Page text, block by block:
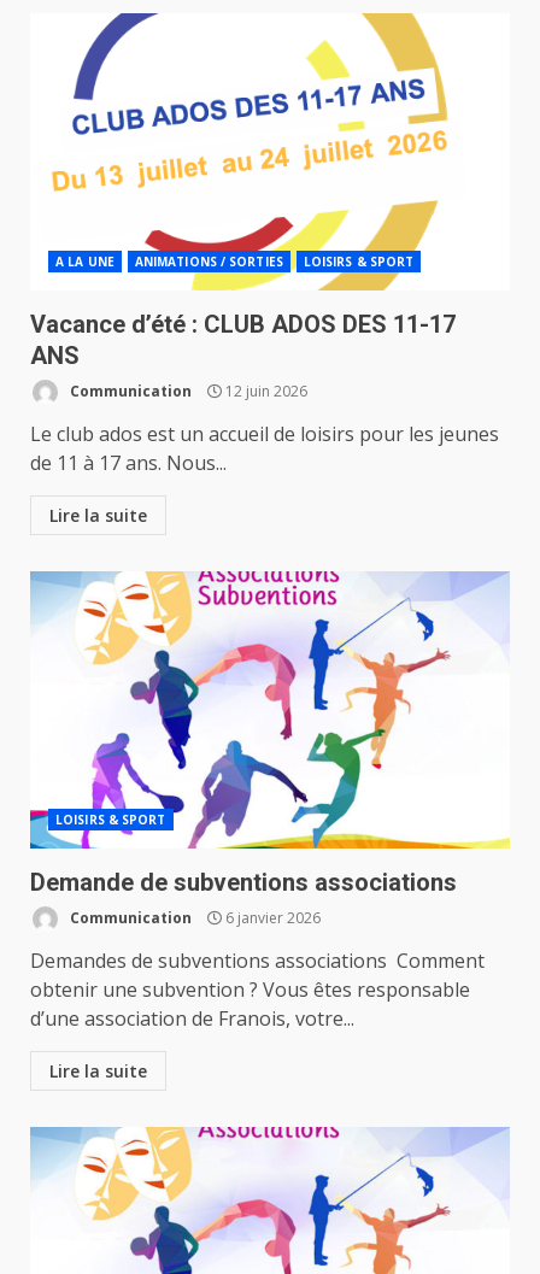
A LA UNE ANIMATIONS / SORTIES LOISIRS & SPORT
Vacance d’été : CLUB ADOS DES 11-17
ANS
Communication 12 juin 2026
Le club ados est un accueil de loisirs pour les jeunes
de 11 à 17 ans. Nous...
Lire la suite
LOISIRS & SPORT
Demande de subventions associations
Communication 6 janvier 2026
Demandes de subventions associations Comment
obtenir une subvention ? Vous êtes responsable
d’une association de Franois, votre...
Lire la suite